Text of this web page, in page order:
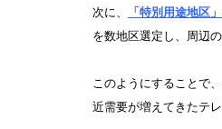
次に、 「特別用途地区
を数地区選定し、周辺
このようにすることで
近需要が増えてきたテ